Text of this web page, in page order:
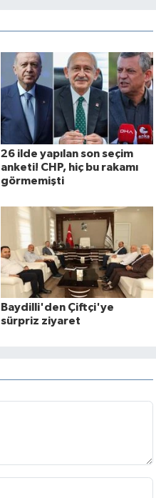
26 ilde yapılan son seçim
anketi! CHP, hiç bu rakamı
görmemişti
Baydilli'den Çiftçi'ye
sürpriz ziyaret